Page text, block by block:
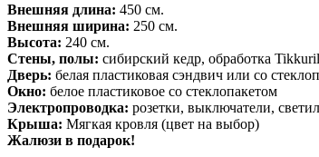
Внешняя длина: 450 см.
Внешняя ширина: 250 см.
Высота: 240 см.
Стены, полы: сибирский кедр, обработка
Дверь: белая пластиковая сэндвич или со
Окно: белое пластиковое со стеклопакетом
Электропроводка: розетки, выключатели,
Крыша: Мягкая кровля (цвет на выбор)
Жалюзи в подарок!